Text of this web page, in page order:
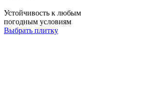
Устойчивость к любым
погодным условиям
Выбрать плитку